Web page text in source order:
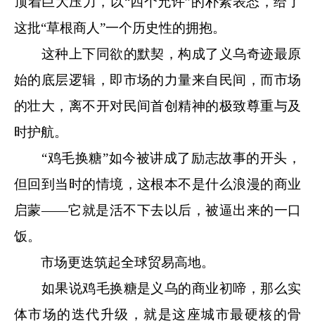
这批“草根商人”一个历史性的拥抱。
这种上下同欲的默契，构成了义乌奇迹最原
始的底层逻辑，即市场的力量来自民间，而市场
的壮大，离不开对民间首创精神的极致尊重与及
时护航。
“鸡毛换糖”如今被讲成了励志故事的开头，
但回到当时的情境，这根本不是什么浪漫的商业
启蒙——它就是活不下去以后，被逼出来的一口
饭。
市场更迭筑起全球贸易高地。
如果说鸡毛换糖是义乌的商业初啼，那么实
体市场的迭代升级，就是这座城市最硬核的骨